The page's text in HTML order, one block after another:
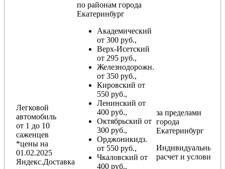
Легковой
автомобиль
от 1 до 10
саженцев
*цены на
01.02.2025
Яндекс.Доставка
по районам города
Екатеринбург
Академический
от 300 руб.,
Верх-Исетский
от 295 руб.,
Железнодорожн.
от 350 руб.,
Кировский от
550 руб.,
Ленинский от
400 руб.,
Октябрьский от
300 руб.,
Орджоникидз.
от 550 руб.,
Чкаловский от
400 руб.,
за пределами
города
Екатеринбург
Индивидуальный
расчет и условия